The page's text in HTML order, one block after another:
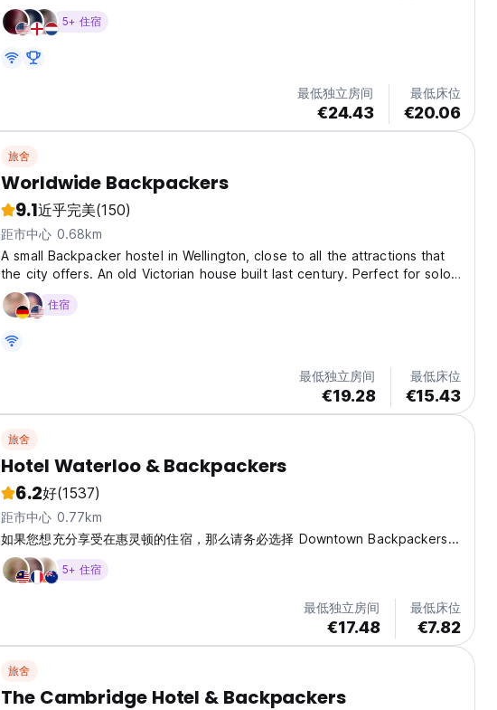
都度过难忘的时光，那么您来对地方了。经过一天的旅行和探索惠灵顿后，我们希
望您在时尚、轻松、干净的环境中感受到宾至如归的感觉。从屋顶露台欣赏古巴街
费、无限制的 WiFi。每张床都有自己的电源插头、灯和储物柜。可应要求提供毛
巾。 接待处每天上午 6:30 至晚上 7:00 开放。如果柜台无人，则会留下联系电
5+ 住宿
最低独立房间
€24.43
最低床位
€20.06
旅舍
Worldwide Backpackers
9.1近乎完美(150)
距市中心 0.68km
A small Backpacker hostel in Wellington, close to all the attractions that
the city offers. An old Victorian house built last century. Perfect for solo
international travellers wanting to meet other backpackers in a friendly
and social house.
住宿
最低独立房间
€19.28
最低床位
€15.43
旅舍
Hotel Waterloo & Backpackers
6.2好(1537)
距市中心 0.77km
如果您想充分享受在惠灵顿的住宿，那么请务必选择 Downtown Backpackers...
5+ 住宿
最低独立房间
€17.48
最低床位
€7.82
旅舍
The Cambridge Hotel & Backpackers